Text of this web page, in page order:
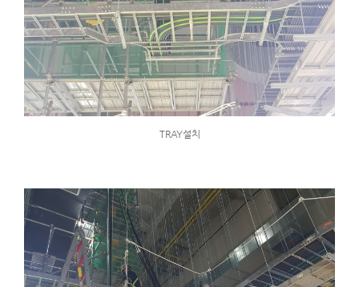
TRAY설치